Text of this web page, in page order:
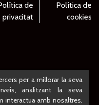
de
privacitat
Política de
cookies
per a millorar la seva
analitzant la seva
interactua amb nosaltres.